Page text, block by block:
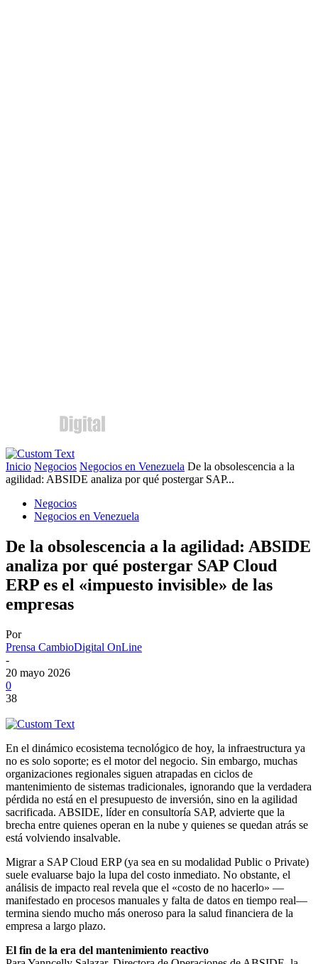
Inicio Negocios Negocios en Venezuela De la obsolescencia a la
agilidad: ABSIDE analiza por qué postergar SAP...
Negocios
Negocios en Venezuela
De la obsolescencia a la agilidad: ABSIDE
analiza por qué postergar SAP Cloud
ERP es el «impuesto invisible» de las
empresas
Por
Prensa CambioDigital OnLine
-
20 mayo 2026
0
38
En el dinámico ecosistema tecnológico de hoy, la infraestructura ya
no es solo soporte; es el motor del negocio. Sin embargo, muchas
organizaciones regionales siguen atrapadas en ciclos de
mantenimiento de sistemas tradicionales, ignorando que la verdadera
pérdida no está en el presupuesto de inversión, sino en la agilidad
sacrificada. ABSIDE, líder en consultoría SAP, advierte que la
brecha entre quienes operan en la nube y quienes se quedan atrás se
está volviendo insalvable.
Migrar a SAP Cloud ERP (ya sea en su modalidad Public o Private)
suele evaluarse bajo la lupa del costo inmediato. No obstante, el
análisis de impacto real revela que el «costo de no hacerlo» —
manifestado en procesos manuales y falta de datos en tiempo real—
termina siendo mucho más oneroso para la salud financiera de la
empresa a largo plazo.
El fin de la era del mantenimiento reactivo